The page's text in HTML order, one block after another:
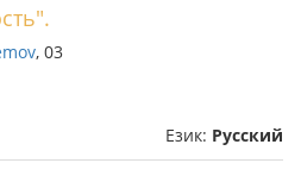
, 03
Език: Русский